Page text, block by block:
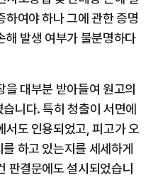
하여야 하나 그에 관한 증명
해 발생 여부가 불분명하다
대부분 받아들여 원고의
니다. 특히 청출이 서면에
서도 인용되었고, 피고가 오
하고 있는지를 세세하게
판결문에도 설시되었습니